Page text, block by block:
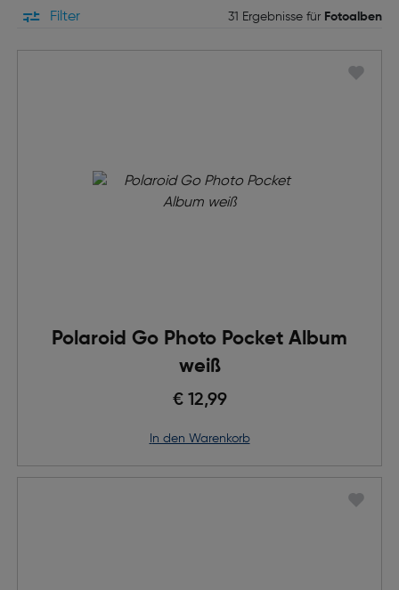
Filter 31 Ergebnisse für Fotoalben
Polaroid Go Photo Pocket Album
weiß
€ 12,99
in den Warenkorb